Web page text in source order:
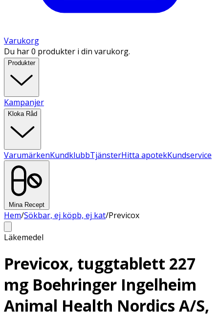
Varukorg
Du har 0 produkter i din varukorg.
Produkter
Kampanjer
Kloka Råd
VarumärkenKundklubbTjänsterHitta apotekKundservice
Mina Recept
Hem/Sökbar, ej köpb, ej kat/Previcox
Läkemedel
Previcox, tuggtablett 227
mg Boehringer Ingelheim
Animal Health Nordics A/S,